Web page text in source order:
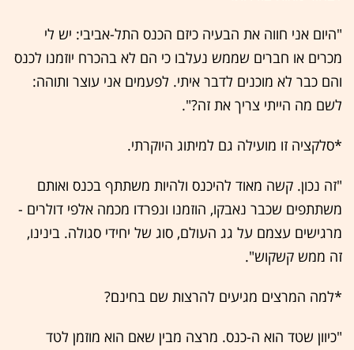
"היום אני חווה את הבעיה כיזם הכנס התל-אביבי: יש לי
מכרים או חברים שממש נעלבו כי הם לא בהכרח יוזמנו לכנס
והם כבר לא מוכנים לדבר איתי. לפעמים אני עוצר ותוהה:
לשם מה הייתי צריך את זה?".
*סלקציה זו מועילה גם למיתוג היוקרתי.
"זה נכון. קשה מאוד להיכנס ולהיות משתתף בכנס ואותם
משתתפים שכבר נאבקו, הוזמנו ונפרדו מכמה אלפי דולרים -
מרגישים עצמם על גג העולם, סוג של יחידי סגולה. בינינו,
זה ממש קשקוש".
*למה המרצים מגיעים להרצות שם בחינם?
"כיוון שטד הוא ה-כנס. מרצה מבין שאם הוא מוזמן לטד